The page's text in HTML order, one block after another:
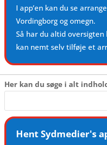
I app’en kan du se
Vordingborg og omegn.
Så har du altid oversigten
kan nemt selv tilføje et
Her kan du søge i alt
Hent Sydmedier's